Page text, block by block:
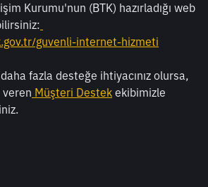
Kurumu'nun (BTK) hazırladığı web
guvenli-internet-hizmeti
fazla desteğe ihtiyacınız olursa,
Müşteri Destek ekibimizle